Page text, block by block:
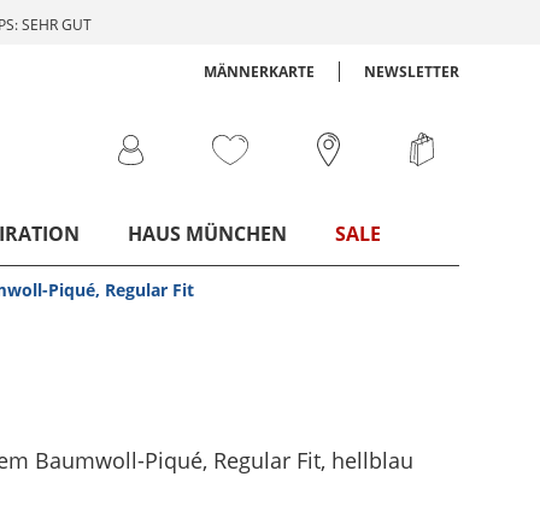
SEHR GUT
MÄNNERKARTE NEWSLETTER
HAUS MÜNCHEN SALE
Piqué, Regular Fit
Baumwoll-Piqué, Regular Fit, hellblau